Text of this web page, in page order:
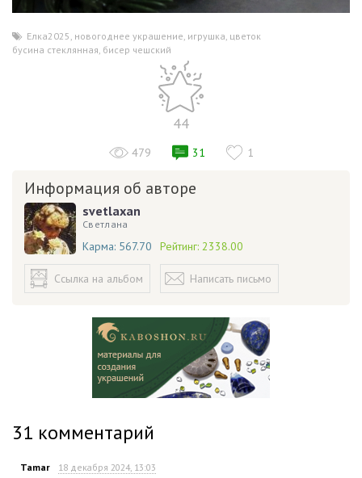
Елка2025 , новогоднее украшение, игрушка, цветок
бусина стеклянная, бисер чешский
44
479 31 1
Информация об авторе
svetlaxan
Светлана
Карма: 567.70 Рейтинг: 2338.00
Ссылка на альбом Написать письмо
31 комментарий
Tamar 18 декабря 2024, 13:03